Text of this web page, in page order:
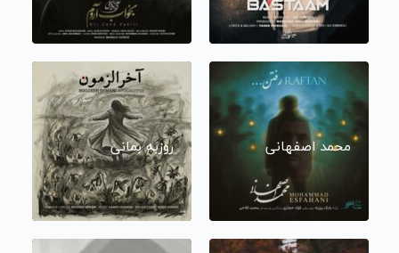
محمد اصفهانی روزبه بمانی